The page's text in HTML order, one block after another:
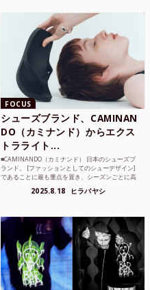
FOCUS
シューズブランド、CAMINAN
DO（カミナンド）からエクス
トラライト...
■CAMINANDO（カミナンド） 日本のシューズブ
ランド。 [ファッションとしてのシューデザイン]
であることに最も重点を置き、シーズンごとに高
2025.8.18 ヒラバヤシ